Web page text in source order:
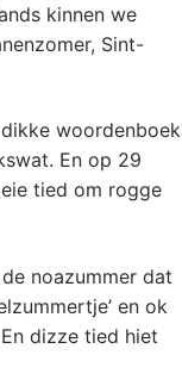
kinnen we
Sint-
woordenboek
En op 29
tied om rogge
noazummer dat
en ok
dizze tied hiet